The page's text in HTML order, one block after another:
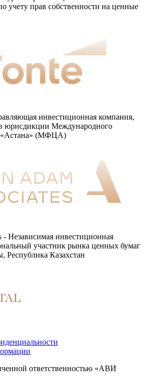
учету прав собственности на ценные
инвестиционная компания,
в юрисдикции Международного
«Астана» (МФЦА)
- Независимая инвестиционная
участник рынка ценных бумаг
Республика Казахстан
ответственностью «АВИ